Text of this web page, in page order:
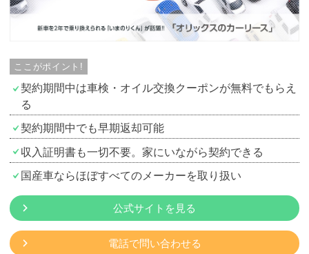
ここがポイント!
契約期間中は車検・オイル交換クーポンが無料でもらえ
る
契約期間中でも早期返却可能
収入証明書も一切不要。家にいながら契約できる
国産車ならほぼすべてのメーカーを取り扱い
公式サイトを見る
電話で問い合わせる